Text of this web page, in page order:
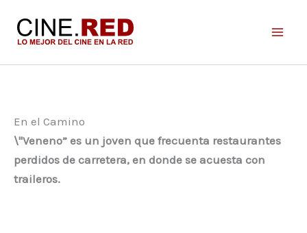
contenido
En el Camino
\"Veneno” es un joven que frecuenta restaurantes
perdidos de carretera, en donde se acuesta con
traileros.